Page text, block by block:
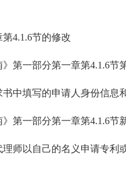
4.1.6节的修改
》第一部分第一章第4.1.6节
中填写的申请人身份信息
》第一部分第一章第4.1.6节
师以自己的名义申请专利